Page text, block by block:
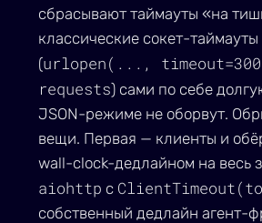
сбрасывают таймауты «на
классические сокет-
(urlopen(...,
requests) сами по себе
JSON-режиме не оборвут.
вещи. Первая — клиенты и
wall-clock-дедлайном на весь
aiohttp с
собственный дедлайн агент-